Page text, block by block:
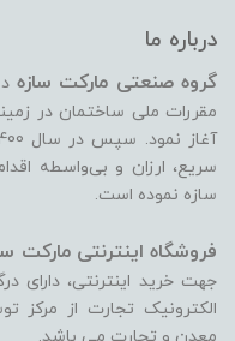
درباره ما
گروه صنعتی مارکت سازه
مقررات ملی ساختمان در زمینه
سریع، ارزان و بی‌واسطه
سازه نموده است.
فروشگاه اینترنتی مارکت
جهت خرید اینترنتی، دارای
الکترونیک تجارت از مرکز